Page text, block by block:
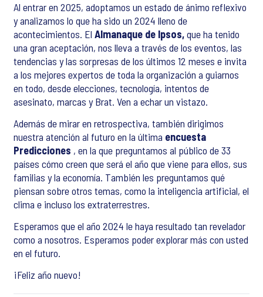
Al entrar en 2025, adoptamos un estado de ánimo reflexivo
y analizamos lo que ha sido un 2024 lleno de
acontecimientos. El Almanaque de Ipsos,que ha tenido
una gran aceptación, nos lleva a través de los eventos, las
tendencias y las sorpresas de los últimos 12 meses e invita
a los mejores expertos de toda la organización a guiarnos
en todo, desde elecciones, tecnología, intentos de
asesinato, marcas y Brat. Ven a echar un vistazo.
Además de mirar en retrospectiva, también dirigimos
nuestra atención al futuro en la última encuesta
Predicciones , en la que preguntamos al público de 33
países cómo creen que será el año que viene para ellos, sus
familias y la economía. También les preguntamos qué
piensan sobre otros temas, como la inteligencia artificial, el
clima e incluso los extraterrestres.
Esperamos que el año 2024 le haya resultado tan revelador
como a nosotros. Esperamos poder explorar más con usted
en el futuro.
¡Feliz año nuevo!